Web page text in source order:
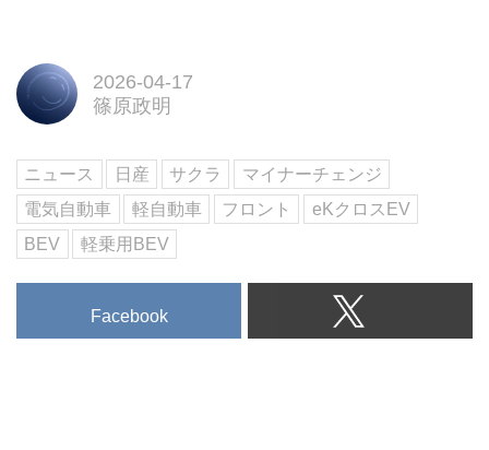
2026-04-17
篠原政明
ニュース 日産 サクラ
マイナーチェンジ
電気自動車
軽自動車 フロント
eKクロスEV
BEV
軽乗用BEV
Facebook